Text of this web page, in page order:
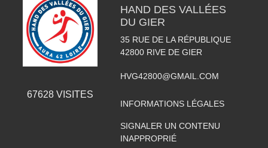
67628VISITES
HAND DES VALLÉES
DU GIER
35 RUE DE LA RÉPUBLIQUE
42800 RIVE DE GIER
HVG42800@GMAIL.COM
INFORMATIONS LÉGALES
SIGNALER UN CONTENU
INAPPROPRIÉ